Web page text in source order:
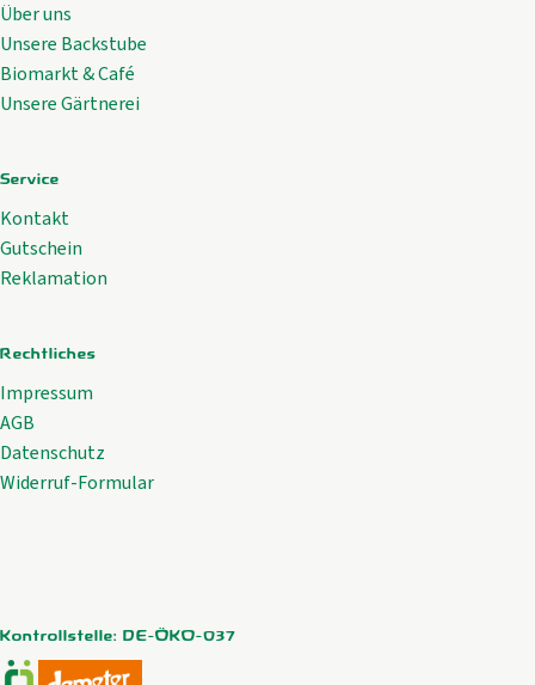
Über uns
Unsere Backstube
Biomarkt & Café
Unsere Gärtnerei
Service
Kontakt
Gutschein
Reklamation
Rechtliches
Impressum
AGB
Datenschutz
Widerruf-Formular
Kontrollstelle: DE-ÖKO-037
Externer Link zu https://www.oekokiste.de/